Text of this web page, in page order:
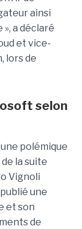
ainsi
a déclaré
et vice-
lors de
selon
polémique
la suite
Vignoli
une
et son
de